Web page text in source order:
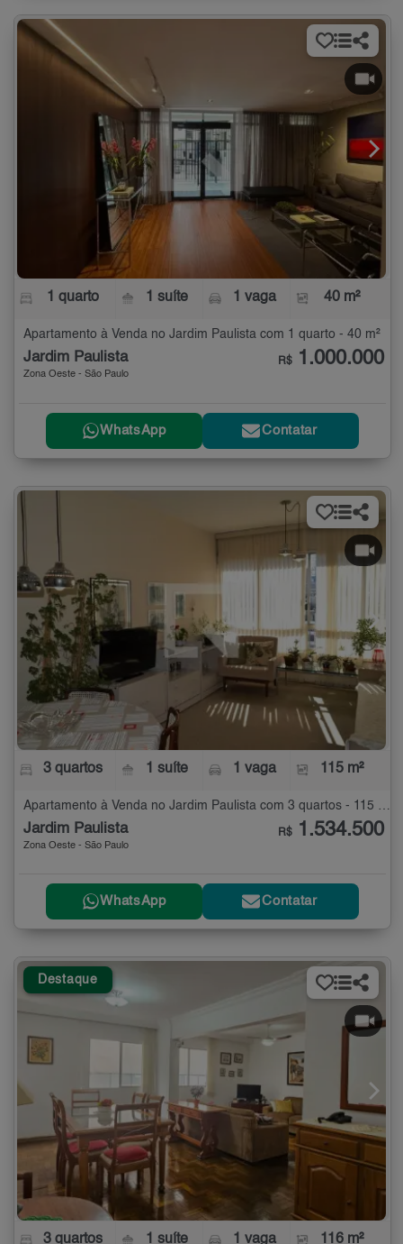
1 quarto 1 suíte 1 vaga 40 m²
Apartamento à Venda no Jardim Paulista com 1 quarto - 40 m²
Jardim Paulista
Zona Oeste - São Paulo
R$ 1.000.000
WhatsApp Contatar
3 quartos 1 suíte 1 vaga 115 m²
Jardim Paulista
Zona Oeste - São Paulo
R$ 1.534.500
WhatsApp Contatar
Destaque
3 quartos 1 suíte 1 vaga 116 m²